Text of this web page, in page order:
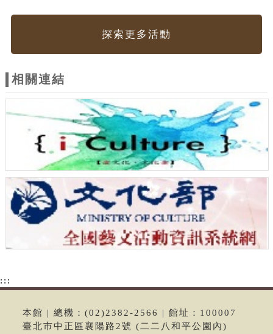
探索更多活動
相關連結
:::
本館 | 總機：(02)2382-2566 | 館址：100007
臺北市中正區襄陽路2號 (二二八和平公園內)